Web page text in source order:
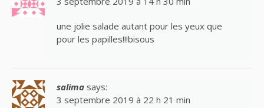
une jolie salade autant pour les yeux que
pour les papilles!!!bisous
salima says:
3 septembre 2019 à 22 h 21 min